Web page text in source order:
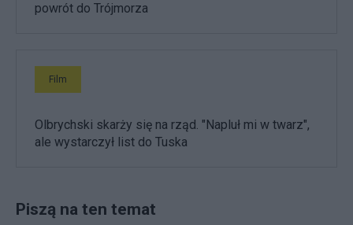
powrót do Trójmorza
Film
Olbrychski skarży się na rząd. "Napluł mi w twarz",
ale wystarczył list do Tuska
Piszą na ten temat